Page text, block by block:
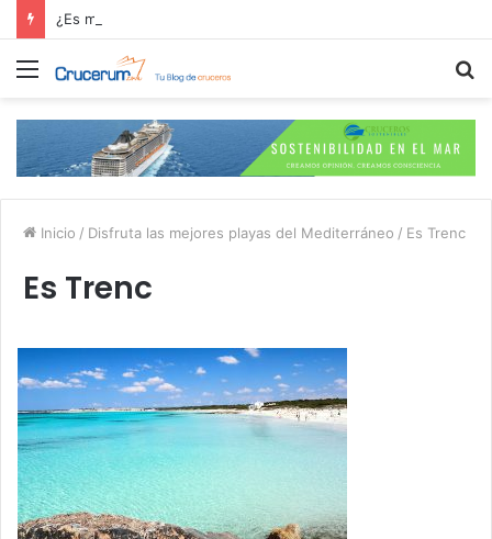
Menú
Inicio / Disfruta las mejores playas del Mediterráneo / Es Trenc
Es Trenc